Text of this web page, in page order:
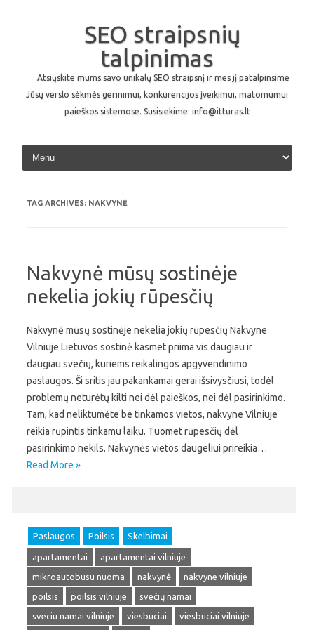
SEO straipsnių
talpinimas
Atsiųskite mums savo unikalų SEO straipsnį ir mes jį patalpinsime
Jūsų verslo sėkmės gerinimui, konkurencijos įveikimui, matomumui
paieškos sistemose. Susisiekime: info@itturas.lt
Skip to content
TAG ARCHIVES: NAKVYNĖ
Nakvynė mūsų sostinėje
nekelia jokių rūpesčių
Nakvynė mūsų sostinėje nekelia jokių rūpesčių Nakvyne
Vilniuje Lietuvos sostinė kasmet priima vis daugiau ir
daugiau svečių, kuriems reikalingos apgyvendinimo
paslaugos. Ši sritis jau pakankamai gerai išsivysčiusi, todėl
problemų neturėtų kilti nei dėl paieškos, nei dėl pasirinkimo.
Tam, kad neliktumėte be tinkamos vietos, nakvyne Vilniuje
reikia rūpintis tinkamu laiku. Tuomet rūpesčių dėl
pasirinkimo nekils. Nakvynės vietos daugeliui prireikia…
Read More »
Paslaugos Poilsis Skelbimai
apartamentai
apartamentai vilniuje
mikroautobusu nuoma
nakvynė
nakvyne vilniuje
poilsis
poilsis vilniuje
svečių namai
sveciu namai vilniuje
viesbuciai
viesbuciai vilniuje